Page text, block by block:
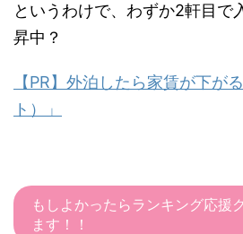
というわけで、わずか2軒目で
昇中？
【PR】外泊したら家賃が下が
ト）」
もしよかったらランキング応援
ます！！